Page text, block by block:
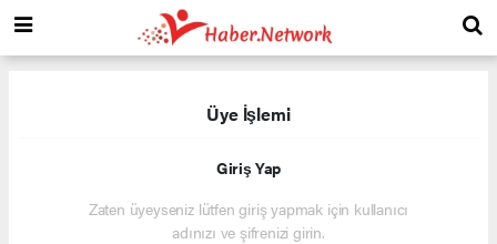
Üye İşlemi
Giriş Yap
Zaten üyeyseniz lütfen giriş yapmak için kullanıcı
adınızı ve şifrenizi girin.